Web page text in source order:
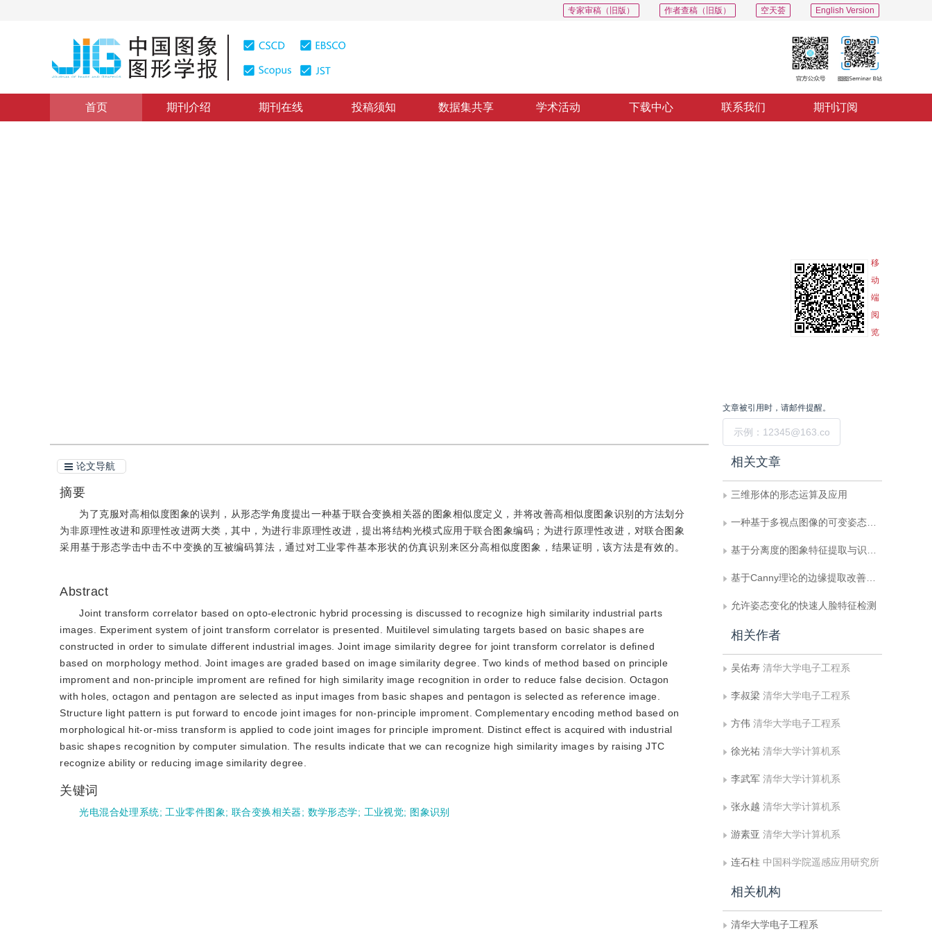
English Version
空天荟
作者查稿（旧版）
专家审稿（旧版）
首页 期刊介绍 期刊在线 投稿须知 数据集共享 学术活动 下载中心 联系我们 期刊订阅
移
动
端
阅
览
论文导航
摘要
为了克服对高相似度图象的误判，从形态学角度提出一种基于联合变换相关器的图象相似度定义，并将改善高相似度图象识别的方法划分
为非原理性改进和原理性改进两大类，其中，为进行非原理性改进，提出将结构光模式应用于联合图象编码；为进行原理性改进，对联合图象
采用基于形态学击中击不中变换的互被编码算法，通过对工业零件基本形状的仿真识别来区分高相似度图象，结果证明，该方法是有效的。
Abstract
Joint transform correlator based on opto-electronic hybrid processing is discussed to recognize high similarity industrial parts
images. Experiment system of joint transform correlator is presented. Muitilevel simulating targets based on basic shapes are
constructed in order to simulate different industrial images. Joint image similarity degree for joint transform correlator is defined
based on morphology method. Joint images are graded based on image similarity degree. Two kinds of method based on principle
improment and non-principle improment are refined for high similarity image recognition in order to reduce false decision. Octagon
with holes, octagon and pentagon are selected as input images from basic shapes and pentagon is selected as reference image.
Structure light pattern is put forward to encode joint images for non-principle improment. Complementary encoding method based on
morphological hit-or-miss transform is applied to code joint images for principle improment. Distinct effect is acquired with industrial
basic shapes recognition by computer simulation. The results indicate that we can recognize high similarity images by raising JTC
recognize ability or reducing image similarity degree.
关键词
光电混合处理系统; 工业零件图象; 联合变换相关器; 数学形态学; 工业视觉; 图象识别
文章被引用时，请邮件提醒。
相关文章
三维形体的形态运算及应用
一种基于多视点图像的可变姿态人脸识别系统
基于分离度的图象特征提取与识别方法
基于Canny理论的边缘提取改善方法
允许姿态变化的快速人脸特征检测
相关作者
吴佑寿 清华大学电子工程系
李叔梁 清华大学电子工程系
方伟 清华大学电子工程系
徐光祐 清华大学计算机系
李武军 清华大学计算机系
张永越 清华大学计算机系
游素亚 清华大学计算机系
连石柱 中国科学院遥感应用研究所
相关机构
清华大学电子工程系